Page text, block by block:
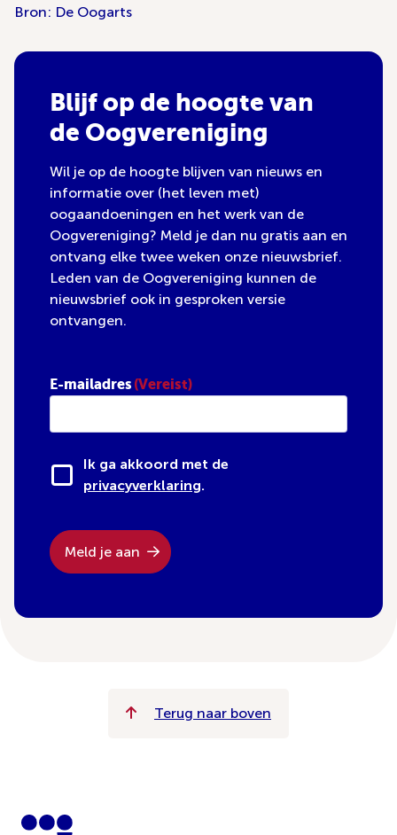
Bron: De Oogarts
Blijf op de hoogte van
de Oogvereniging
Wil je op de hoogte blijven van nieuws en
informatie over (het leven met)
oogaandoeningen en het werk van de
Oogvereniging? Meld je dan nu gratis aan en
ontvang elke twee weken onze nieuwsbrief.
Leden van de Oogvereniging kunnen de
nieuwsbrief ook in gesproken versie
ontvangen.
E-mailadres (Vereist)
Ik ga akkoord met de
privacyverklaring.
Meld je aan
Terug naar boven